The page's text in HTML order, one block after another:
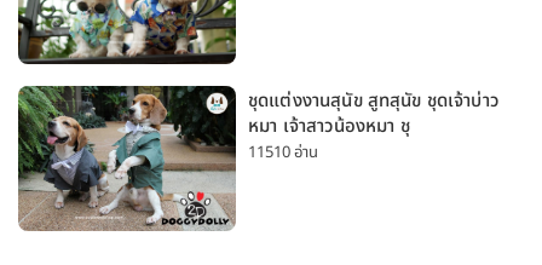
ชุดแต่งงานสุนัข สูทสุนัข ชุดเจ้าบ่าว
หมา เจ้าสาวน้องหมา ชุ
11510 อ่าน